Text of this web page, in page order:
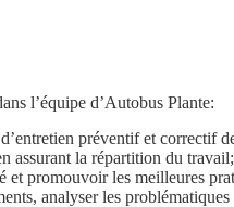
l’équipe d’Autobus Plante:
préventif et correctif
assurant la répartition du travail;
et promouvoir les meilleures
analyser les